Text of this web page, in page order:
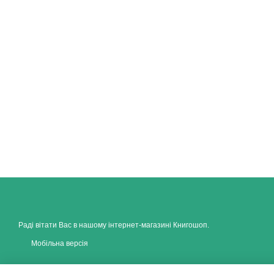
Раді вітати Вас в нашому інтернет-магазині Книгошоп.
Мобільна версія